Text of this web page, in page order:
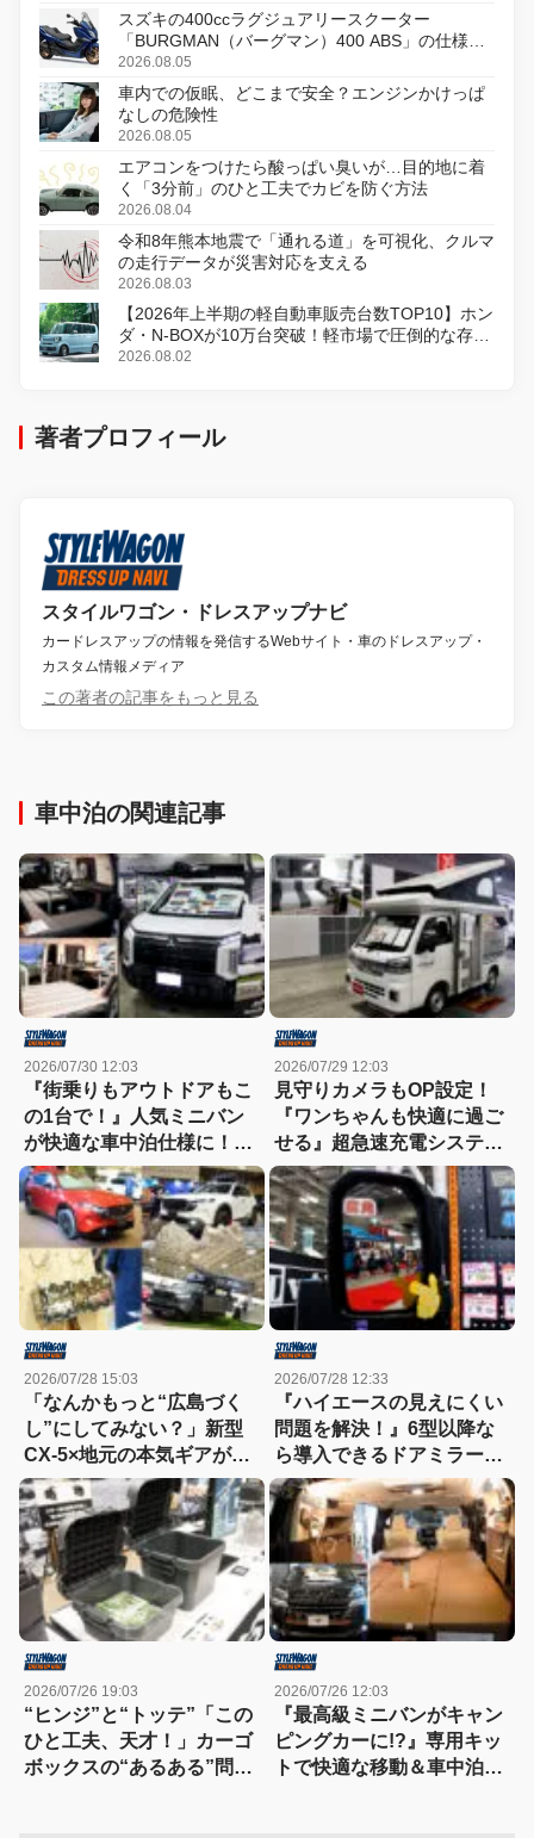
スズキの400ccラグジュアリースクーター
「BURGMAN（バーグマン）400 ABS」の仕様を
変更し、8月18日に発売
2026.08.05
車内での仮眠、どこまで安全？エンジンかけっぱ
なしの危険性
2026.08.05
エアコンをつけたら酸っぱい臭いが…目的地に着
く「3分前」のひと工夫でカビを防ぐ方法
2026.08.04
令和8年熊本地震で「通れる道」を可視化、クルマ
の走行データが災害対応を支える
2026.08.03
【2026年上半期の軽自動車販売台数TOP10】ホン
ダ・N-BOXが10万台突破！軽市場で圧倒的な存在
感
2026.08.02
著者プロフィール
スタイルワゴン・ドレスアップナビ
カードレスアップの情報を発信するWebサイト・車のドレスアップ・
カスタム情報メディア
この著者の記事をもっと見る
車中泊の関連記事
2026/07/30 12:03
『街乗りもアウトドアもこ
の1台で！』人気ミニバン
が快適な車中泊仕様に！
【東京キャンピングカーシ
ョー2026】
2026/07/29 12:03
見守りカメラもOP設定！
『ワンちゃんも快適に過ご
せる』超急速充電システム
を搭載した軽トラキャンパ
ー【東京キャンピングカー
ショー2026】
2026/07/28 15:03
「なんかもっと“広島づく
し”にしてみない？」新型
CX-5×地元の本気ギアが融
合したマツダブースが熱す
ぎる！
2026/07/28 12:33
『ハイエースの見えにくい
問題を解決！』6型以降な
ら導入できるドアミラーが
すごく便利！【東京キャン
ピングカーショー2026】
2026/07/26 19:03
“ヒンジ”と“トッテ”「この
ひと工夫、天才！」カーゴ
ボックスの“あるある”問題
2026/07/26 12:03
『最高級ミニバンがキャン
ピングカーに!?』専用キッ
トで快適な移動＆車中泊を